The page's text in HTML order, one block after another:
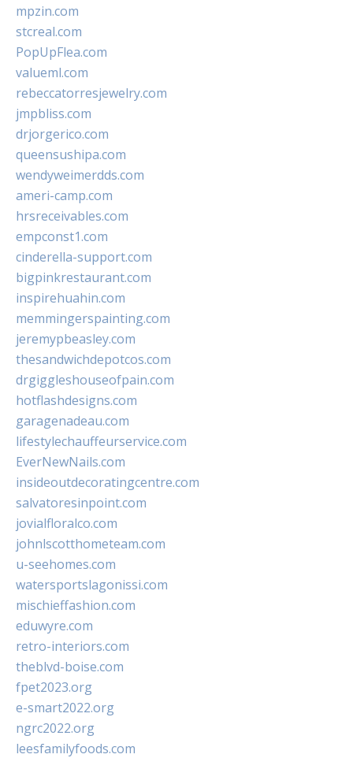
mpzin.com
stcreal.com
PopUpFlea.com
valueml.com
rebeccatorresjewelry.com
jmpbliss.com
drjorgerico.com
queensushipa.com
wendyweimerdds.com
ameri-camp.com
hrsreceivables.com
empconst1.com
cinderella-support.com
bigpinkrestaurant.com
inspirehuahin.com
memmingerspainting.com
jeremypbeasley.com
thesandwichdepotcos.com
drgiggleshouseofpain.com
hotflashdesigns.com
garagenadeau.com
lifestylechauffeurservice.com
EverNewNails.com
insideoutdecoratingcentre.com
salvatoresinpoint.com
jovialfloralco.com
johnlscotthometeam.com
u-seehomes.com
watersportslagonissi.com
mischieffashion.com
eduwyre.com
retro-interiors.com
theblvd-boise.com
fpet2023.org
e-smart2022.org
ngrc2022.org
leesfamilyfoods.com